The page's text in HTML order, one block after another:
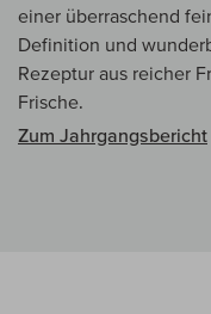
einer überraschend
Definition und
Rezeptur aus reicher
Frische.
Zum Jahrgangsbericht